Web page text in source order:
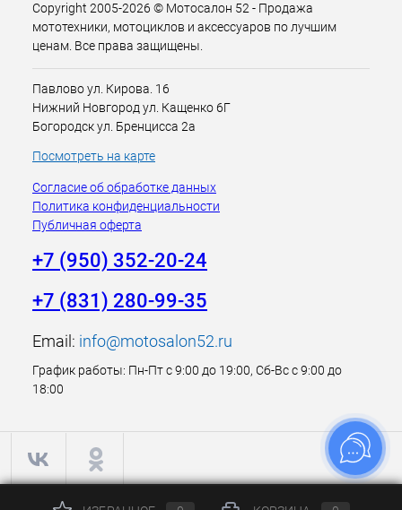
Copyright 2005-2026 © Мотосалон 52 - Продажа
мототехники, мотоциклов и аксессуаров по лучшим
ценам. Все права защищены.
Павлово ул. Кирова. 16
Нижний Новгород ул. Кащенко 6Г
Богородск ул. Бренцисса 2а
Посмотреть на карте
Согласие об обработке данных
Политика конфиденциальности
Публичная оферта
+7 (950) 352-20-24
+7 (831) 280-99-35
Email: info@motosalon52.ru
График работы: Пн-Пт с 9:00 до 19:00, Сб-Вс с 9:00 до
18:00